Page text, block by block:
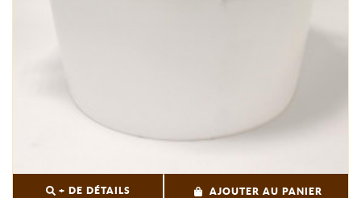
+ DE DÉTAILS AJOUTER AU PANIER